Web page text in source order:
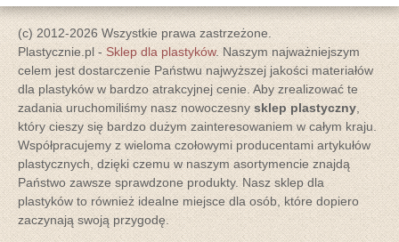
(c) 2012-2026 Wszystkie prawa zastrzeżone.
Plastycznie.pl -Sklep dla plastyków. Naszym najważniejszym
celem jest dostarczenie Państwu najwyższej jakości materiałów
dla plastyków w bardzo atrakcyjnej cenie. Aby zrealizować te
zadania uruchomiliśmy nasz nowoczesnysklep plastyczny,
który cieszy się bardzo dużym zainteresowaniem w całym kraju.
Współpracujemy z wieloma czołowymi producentami artykułów
plastycznych, dzięki czemu w naszym asortymencie znajdą
Państwo zawsze sprawdzone produkty. Nasz sklep dla
plastyków to również idealne miejsce dla osób, które dopiero
zaczynają swoją przygodę.